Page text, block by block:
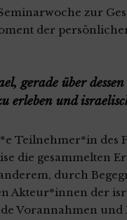
zur
der
gerade über
erleben und
Teilnehmer*in des
die gesammelten
durch
Akteur*innen der
Vorannahmen und